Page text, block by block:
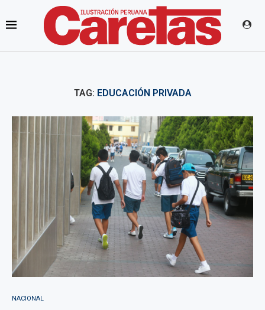
TAG: EDUCACIÓN PRIVADA
NACIONAL